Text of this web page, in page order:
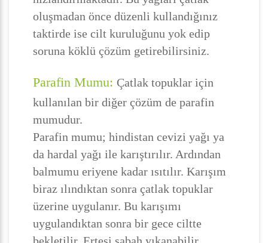
oluşmadan önce düzenli kullandığınız
taktirde ise cilt kuruluğunu yok edip
soruna köklü çözüm getirebilirsiniz.
Parafin Mumu: Çatlak topuklar için
kullanılan bir diğer çözüm de parafin
mumudur.
Parafin mumu; hindistan cevizi yağı ya
da hardal yağı ile karıştırılır. Ardından
balmumu eriyene kadar ısıtılır. Karışım
biraz ılındıktan sonra çatlak topuklar
üzerine uygulanır. Bu karışımı
uygulandıktan sonra bir gece ciltte